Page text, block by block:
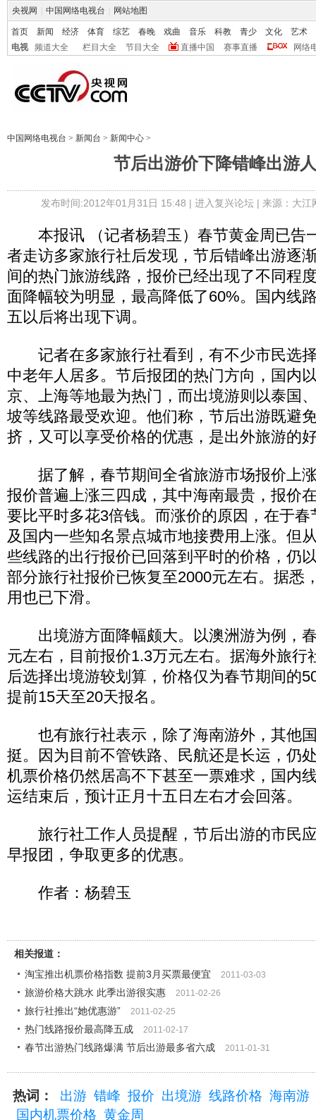
央视网 中国网络电视台 网站地图
首页 新闻 经济 体育 综艺 春晚 戏曲 音乐 科教 青少 文化
艺术
电视
频道大全 栏目大全 节目大全 直播中国 赛事直播 网络
中国网络电视台 > 新闻台 > 新闻中心 >
节后出游价下降错峰出游
发布时间:2012年01月31日 15:48 | 进入复兴论坛 | 来源：大
本报讯 （记者杨碧玉）春节黄金周已告
者走访多家旅行社后发现，节后错峰出游逐
间的热门旅游线路，报价已经出现了不同程
面降幅较为明显，最高降低了60%。国内线
五以后将出现下调。
记者在多家旅行社看到，有不少市民选
中老年人居多。节后报团的热门方向，国内
京、上海等地最为热门，而出境游则以泰国
坡等线路最受欢迎。他们称，节后出游既避
挤，又可以享受价格的优惠，是出外旅游的
据了解，春节期间全省旅游市场报价上
报价普遍上涨三四成，其中海南最贵，报价
要比平时多花3倍钱。而涨价的原因，在于
及国内一些知名景点城市地接费用上涨。但
些线路的出行报价已回落到平时的价格，仍
部分旅行社报价已恢复至2000元左右。据悉
用也已下滑。
出境游方面降幅颇大。以澳洲游为例，
元左右，目前报价1.3万元左右。据海外旅行
后选择出境游较划算，价格仅为春节期间的
提前15天至20天报名。
也有旅行社表示，除了海南游外，其他
挺。因为目前不管铁路、民航还是长运，仍
机票价格仍然居高不下甚至一票难求，国内
运结束后，预计正月十五日左右才会回落。
旅行社工作人员提醒，节后出游的市民
早报团，争取更多的优惠。
作者：杨碧玉
相关报道：
淘宝推出机票价格指数 提前3月买票最便宜
2011-03-03
旅游价格大跳水 此季出游很实惠 2011-02-26
旅行社推出“她优惠游” 2011-02-25
热门线路报价最高降五成 2011-02-17
春节出游热门线路爆满 节后出游最多省六成 2011-01-31
热词： 出游 错峰 报价 出境游 线路价格 海南游
国内机票价格 黄金周